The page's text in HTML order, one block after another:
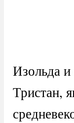
Изольда
Тристан,